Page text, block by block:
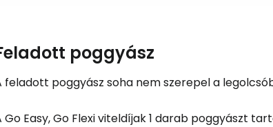
poggyász
feladott poggyász soha nem szerepel a
Go Easy, Go Flexiviteldíjak 1 darab poggyászt